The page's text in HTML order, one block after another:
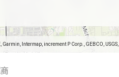
Garmin, Intermap, increment P Corp., GEBCO,